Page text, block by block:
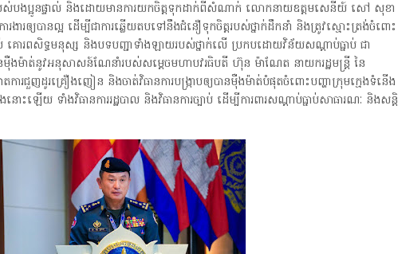
របស់បងប្អូនផ្ទាល់ និងដោយមានការយកចិត្តទុកដាក់ពីសំណាក់ លោកនាយឧត្តមសេនីយ៍ សៅ សុខា
រងារឲ្យបានល្អ ដើម្បីជាការឆ្លើយតបទៅនឹងជំនឿទុកចិត្តរបស់ថ្នាក់ដឹកនាំ និងត្រូវស្មោះត្រង់ចំពោះ
គោរពសិទ្ធមនុស្ស និងបទបញ្ជាទាំងឡាយរបស់ថ្នាក់លើ ប្រកបដោយវិន័យសណ្ដាប់ធ្នាប់ ជា
ម៉ឺងម៉ាត់នូវអនុសាសន៍ណែនាំរបស់សម្តេចមហាបវរធិបតី ហ៊ុន ម៉ាណែត នាយករដ្ឋមន្ត្រី នៃ
តការជួញដូរគ្រឿងញៀន និងចាត់វិធានការបង្ក្រាបឲ្យបានម៉ឺងម៉ាត់បំផុតចំពោះបញ្ហាក្រុមក្មេងទំនើង
ះឡើយ ទាំងវិធានការរដ្ឋបាល និងវិធានការច្បាប់ ដើម្បីការពារសណ្តាប់ធ្នាប់សាធារណៈ និងសន្តិ